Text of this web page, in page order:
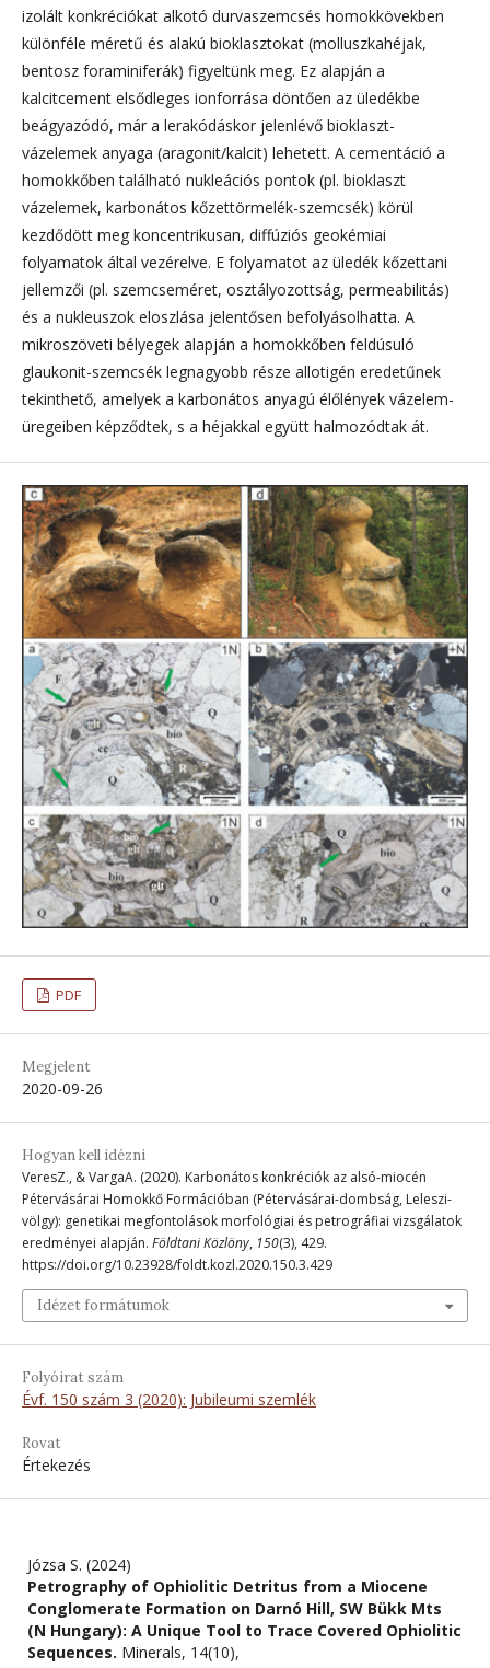
izolált konkréciókat alkotó durvaszemcsés homokkövekben
különféle méretű és alakú bioklasztokat (molluszkahéjak,
bentosz foraminiferák) figyeltünk meg. Ez alapján a
kalcitcement elsődleges ionforrása döntően az üledékbe
beágyazódó, már a lerakódáskor jelenlévő bioklaszt-
vázelemek anyaga (aragonit/kalcit) lehetett. A cementáció a
homokkőben található nukleációs pontok (pl. bioklaszt
vázelemek, karbonátos kőzettörmelék-szemcsék) körül
kezdődött meg koncentrikusan, diffúziós geokémiai
folyamatok által vezérelve. E folyamatot az üledék kőzettani
jellemzői (pl. szemcseméret, osztályozottság, permeabilitás)
és a nukleuszok eloszlása jelentősen befolyásolhatta. A
mikroszöveti bélyegek alapján a homokkőben feldúsuló
glaukonit-szemcsék legnagyobb része allotigén eredetűnek
tekinthető, amelyek a karbonátos anyagú élőlények vázelem-
üregeiben képződtek, s a héjakkal együtt halmozódtak át.
PDF
Megjelent
2020-09-26
Hogyan kell idézni
VeresZ., & VargaA. (2020). Karbonátos konkréciók az alsó-miocén
Pétervásárai Homokkő Formációban (Pétervásárai-dombság, Leleszi-
völgy): genetikai megfontolások morfológiai és petrográfiai vizsgálatok
eredményei alapján. Földtani Közlöny, 150(3), 429.
https://doi.org/10.23928/foldt.kozl.2020.150.3.429
Idézet formátumok
Folyóirat szám
Évf. 150 szám 3 (2020): Jubileumi szemlék
Rovat
Értekezés
Józsa S. (2024)
Petrography of Ophiolitic Detritus from a Miocene
Conglomerate Formation on Darnó Hill, SW Bükk Mts
(N Hungary): A Unique Tool to Trace Covered Ophiolitic
Sequences. Minerals, 14(10),